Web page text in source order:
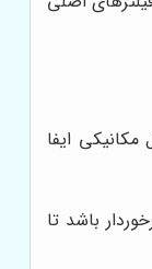
ایفا
باشد تا